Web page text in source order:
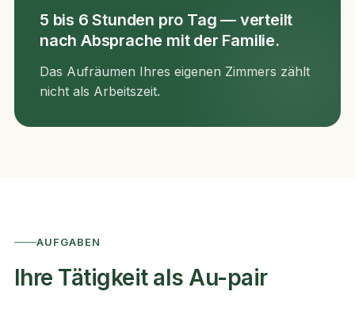
5 bis 6 Stunden pro Tag — verteilt
nach Absprache mit der Familie.
Das Aufräumen Ihres eigenen Zimmers zählt
nicht als Arbeitszeit.
AUFGABEN
Ihre Tätigkeit als Au-pair